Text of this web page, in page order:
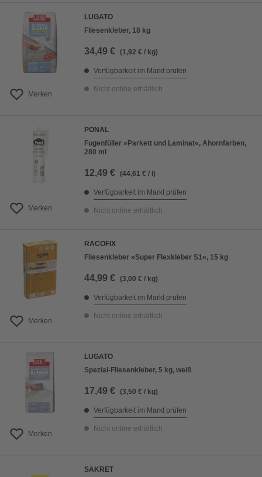
Merken
LUGATO
Fliesenkleber, 18 kg
34,49 € (1,92 € / kg)
Verfügbarkeit im Markt prüfen
Nicht online erhältlich
Merken
PONAL
Fugenfüller »Parkett und Laminat«, Ahornfarben,
280 ml
12,49 € (44,61 € / l)
Verfügbarkeit im Markt prüfen
Nicht online erhältlich
Merken
RACOFIX
Fliesenkleber »Super Flexkleber S1«, 15 kg
44,99 € (3,00 € / kg)
Verfügbarkeit im Markt prüfen
Nicht online erhältlich
Merken
LUGATO
Spezial-Fliesenkleber, 5 kg, weiß
17,49 € (3,50 € / kg)
Verfügbarkeit im Markt prüfen
Nicht online erhältlich
SAKRET